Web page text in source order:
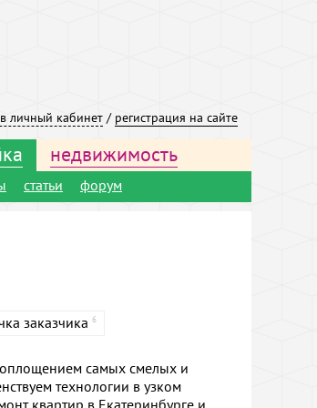
личный кабинет / регистрация на сайте
недвижимость
статьи форум
заказчика 6
самых смелых и
технологии в узком